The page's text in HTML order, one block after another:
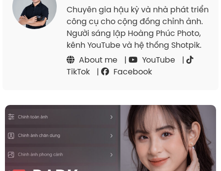
Chuyên gia hậu kỳ và nhà phát triển
công cụ cho cộng đồng chỉnh ảnh.
Người sáng lập Hoàng Phúc Photo,
kênh YouTube và hệ thống Shotpik.
About me
| YouTube
|
TikTok
| Facebook